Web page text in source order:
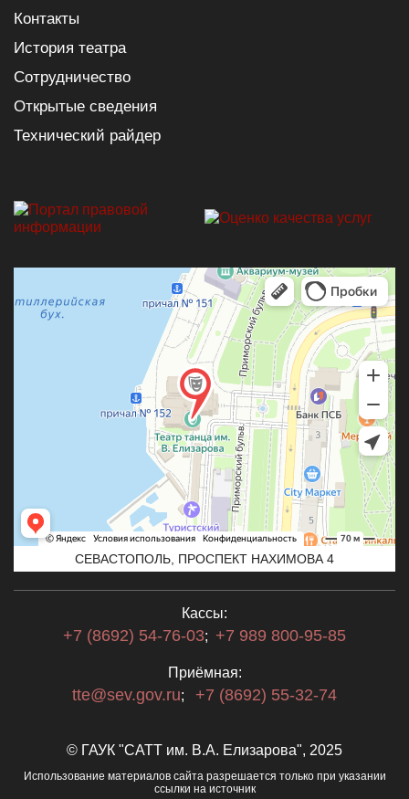
Контакты
История театра
Сотрудничество
Открытые сведения
Технический райдер
СЕВАСТОПОЛЬ, ПРОСПЕКТ НАХИМОВА 4
Кассы:
+7 (8692) 54-76-03; +7 989 800-95-85
Приёмная:
tte@sev.gov.ru; +7 (8692) 55-32-74
© ГАУК "САТТ им. В.А. Елизарова", 2025
Использование материалов сайта разрешается только при указании
ссылки на источник